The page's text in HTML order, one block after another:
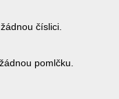
číslici.
pomlčku.